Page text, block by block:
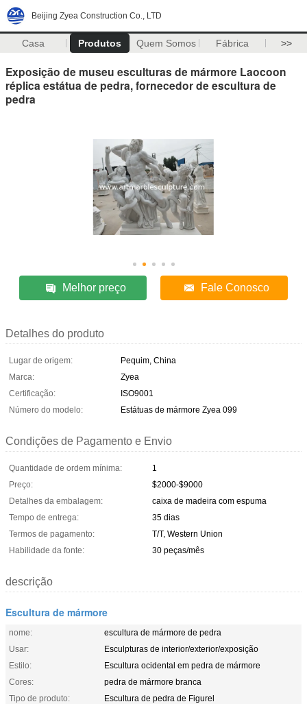
Beijing Zyea Construction Co., LTD
Casa Produtos Quem Somos Fábrica >>
Exposição de museu esculturas de mármore Laocoon
réplica estátua de pedra, fornecedor de escultura de
pedra
Melhor preço Fale Conosco
Detalhes do produto
Lugar de origem:
Pequim, China
Marca:
Zyea
Certificação:
ISO9001
Número do modelo:
Estátuas de mármore Zyea 099
Condições de Pagamento e Envio
Quantidade de ordem mínima:
1
Preço:
$2000-$9000
Detalhes da embalagem:
caixa de madeira com espuma
Tempo de entrega:
35 dias
Termos de pagamento:
T/T, Western Union
Habilidade da fonte:
30 peças/mês
descrição
Escultura de mármore
nome:
escultura de mármore de pedra
Usar:
Esculpturas de interior/exterior/exposição
Estilo:
Escultura ocidental em pedra de mármore
Cores:
pedra de mármore branca
Tipo de produto:
Escultura de pedra de Figurel